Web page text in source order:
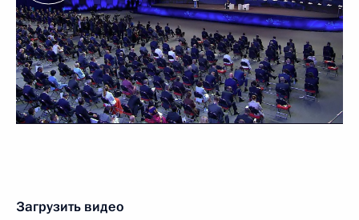
Загрузить видео